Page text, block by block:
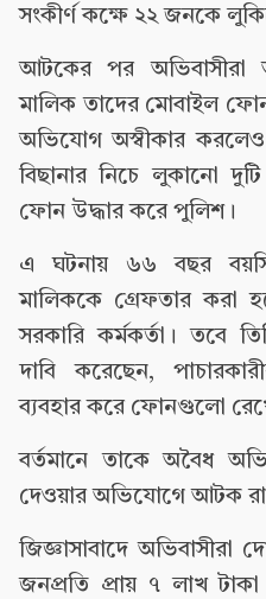
সংকীর্ণ কক্ষে ২২ জনকে
আটকের পর অভিবাসীরা
মালিক তাদের মোবাইল
অভিযোগ অস্বীকার
বিছানার নিচে লুকানো
ফোন উদ্ধার করে পুলিশ।
এ ঘটনায় ৬৬ বছর বয়সি
মালিককে গ্রেফতার করা
সরকারি কর্মকর্তা। তবে
দাবি করেছেন,
ব্যবহার করে ফোনগুলো
বর্তমানে তাকে অবৈধ
দেওয়ার অভিযোগে আটক
জিজ্ঞাসাবাদে অভিবাসীরা
জনপ্রতি প্রায় ৭ লাখ